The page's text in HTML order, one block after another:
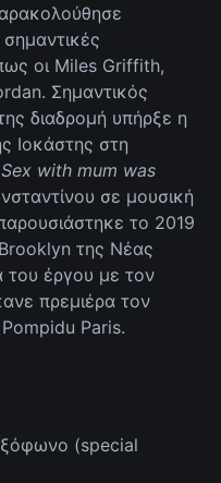
οι Miles Griffith,
Σημαντικός
διαδρομή υπήρξε η
Ιοκάστης στη
with mum was
σε μουσική
το 2019
της Νέας
του έργου με τον
πρεμιέρα τον
Paris.
(special